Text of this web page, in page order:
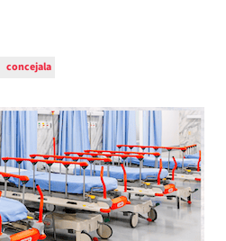
concejala